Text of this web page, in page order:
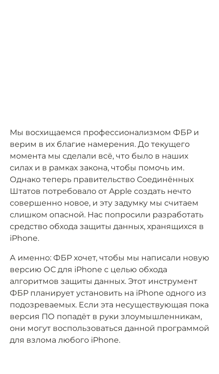
Мы восхищаемся профессионализмом ФБР и
верим в их благие намерения. До текущего
момента мы сделали всё, что было в наших
силах и в рамках закона, чтобы помочь им.
Однако теперь правительство Соединённых
Штатов потребовало от Apple создать нечто
совершенно новое, и эту задумку мы считаем
слишком опасной. Нас попросили разработать
средство обхода защиты данных, хранящихся в
iPhone.
А именно: ФБР хочет, чтобы мы написали новую
версию ОС для iPhone с целью обхода
алгоритмов защиты данных. Этот инструмент
ФБР планирует установить на iPhone одного из
подозреваемых. Если эта несуществующая пока
версия ПО попадёт в руки злоумышленникам,
они могут воспользоваться данной программой
для взлома любого iPhone.